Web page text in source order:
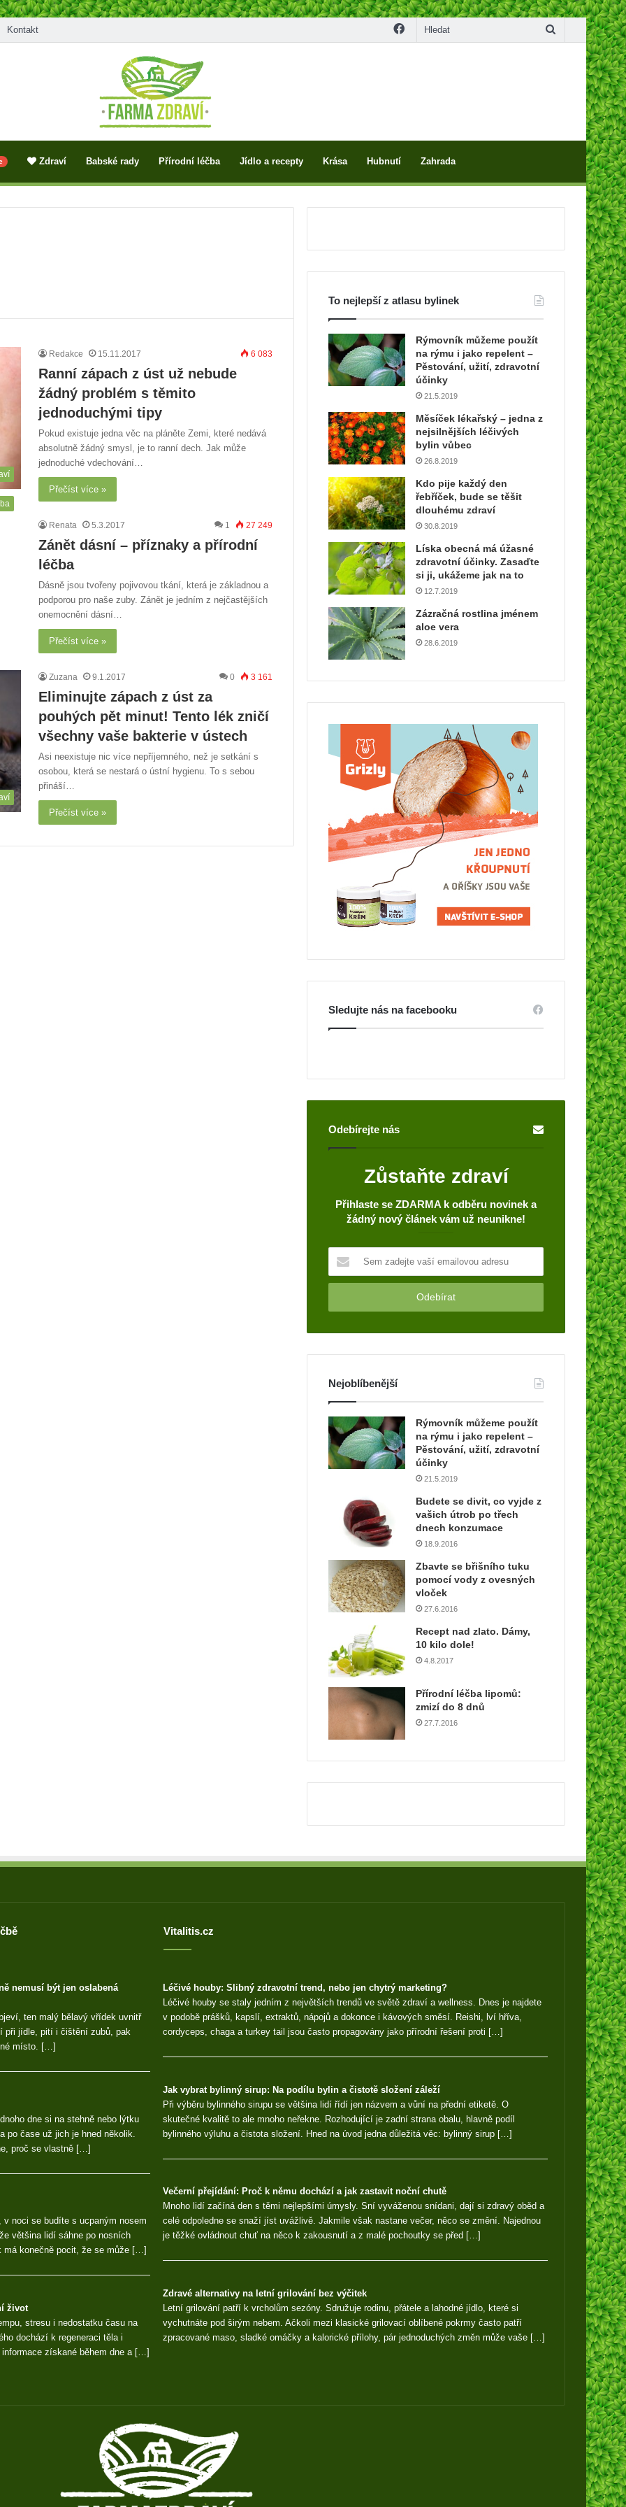
Kontakt Facebook
Zdraví Babské rady Přírodní léčba Jídlo a recepty Krása Hubnutí Zahrada
Redakce 15.11.2017 6 083
Ranní zápach z úst už nebude
žádný problém s těmito
jednoduchými tipy
Pokud existuje jedna věc na pláněte Zemi, které nedává
absolutně žádný smysl, je to ranní dech. Jak může
jednoduché vdechování…
Přečíst více »
Renata 5.3.2017 1 27 249
Zánět dásní – příznaky a přírodní
léčba
Dásně jsou tvořeny pojivovou tkání, která je základnou a
podporou pro naše zuby. Zánět je jedním z nejčastějších
onemocnění dásní…
Přečíst více »
Zuzana 9.1.2017 0 3 161
Eliminujte zápach z úst za
pouhých pět minut! Tento lék zničí
všechny vaše bakterie v ústech
Asi neexistuje nic více nepříjemného, než je setkání s
osobou, která se nestará o ústní hygienu. To s sebou
přináší…
Přečíst více »
To nejlepší z atlasu bylinek
Rýmovník můžeme použít
na rýmu i jako repelent –
Pěstování, užití, zdravotní
účinky
21.5.2019
Měsíček lékařský – jedna z
nejsilnějších léčivých
bylin vůbec
26.8.2019
Kdo pije každý den
řebříček, bude se těšit
dlouhému zdraví
30.8.2019
Líska obecná má úžasné
zdravotní účinky. Zasaďte
si ji, ukážeme jak na to
12.7.2019
Zázračná rostlina jménem
aloe vera
28.6.2019
Sledujte nás na facebooku
Odebírejte nás
Zůstaňte zdraví
Přihlaste se ZDARMA k odběru novinek a
žádný nový článek vám už neunikne!
m
a
j
e
v
a
š
í
e
o
u
a
s
u
Nejoblíbenější
Rýmovník můžeme použít
na rýmu i jako repelent –
Pěstování, užití, zdravotní
účinky
21.5.2019
Budete se divit, co vyjde z
vašich útrob po třech
dnech konzumace
18.9.2016
Zbavte se břišního tuku
pomocí vody z ovesných
vloček
27.6.2016
Recept nad zlato. Dámy,
10 kilo dole!
4.8.2017
Přírodní léčba lipomů:
zmizí do 8 dnů
27.7.2016
nemusí být jen oslabená
ten malý bělavý vřídek uvnitř
při jídle, pití i čištění zubů, pak
místo. […]
dne si na stehně nebo lýtku
po čase už jich je hned několik.
proč se vlastně […]
noci se budíte s ucpaným nosem
většina lidí sáhne po nosních
má konečně pocit, že se může […]
život
stresu i nedostatku času na
dochází k regeneraci těla i
získané během dne a […]
Vitalitis.cz
Léčivé houby: Slibný zdravotní trend, nebo jen chytrý marketing?
Léčivé houby se staly jedním z největších trendů ve světě zdraví a wellness. Dnes je najdete
v podobě prášků, kapslí, extraktů, nápojů a dokonce i kávových směsí. Reishi, lví hříva,
cordyceps, chaga a turkey tail jsou často propagovány jako přírodní řešení proti […]
Jak vybrat bylinný sirup: Na podílu bylin a čistotě složení záleží
Při výběru bylinného sirupu se většina lidí řídí jen názvem a vůní na přední etiketě. O
skutečné kvalitě to ale mnoho neřekne. Rozhodující je zadní strana obalu, hlavně podíl
bylinného výluhu a čistota složení. Hned na úvod jedna důležitá věc: bylinný sirup […]
Večerní přejídání: Proč k němu dochází a jak zastavit noční chutě
Mnoho lidí začíná den s těmi nejlepšími úmysly. Sní vyváženou snídani, dají si zdravý oběd a
celé odpoledne se snaží jíst uvážlivě. Jakmile však nastane večer, něco se změní. Najednou
je těžké ovládnout chuť na něco k zakousnutí a z malé pochoutky se před […]
Zdravé alternativy na letní grilování bez výčitek
Letní grilování patří k vrcholům sezóny. Sdružuje rodinu, přátele a lahodné jídlo, které si
vychutnáte pod širým nebem. Ačkoli mezi klasické grilovací oblíbené pokrmy často patří
zpracované maso, sladké omáčky a kalorické přílohy, pár jednoduchých změn může vaše […]